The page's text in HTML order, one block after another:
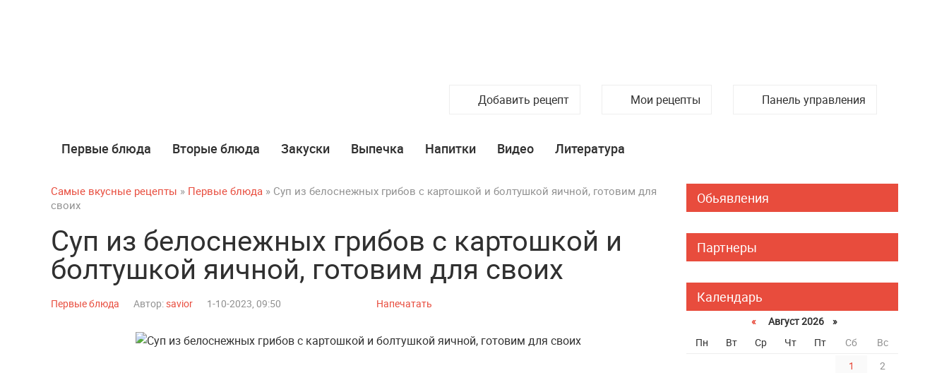
Панель управления
Мои рецепты
Добавить рецепт
Первые блюда Вторые блюда Закуски Выпечка Напитки Видео Литература
Самые вкусные рецепты » Первые блюда » Суп из белоснежных грибов с картошкой и болтушкой яичной, готовим для
своих
Суп из белоснежных грибов с картошкой и
болтушкой яичной, готовим для своих
Первые блюда Автор:savior 1-10-2023, 09:50 Напечатать
Обьявления
Партнеры
Календарь
«
Август 2026 »
Пн
Вт Ср Чт Пт Сб
Вс
1
2